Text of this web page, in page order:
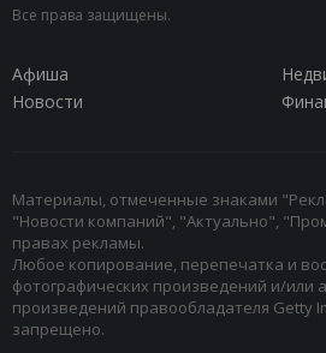
Все права защищены.
Афиша
Новости
Материалы, отмеченные знаками
"Новости компаний", "Актуально",
правах рекламы.
Любое копирование, перепечатка и
фотографических произведений и/или
произведений правообладателя Getty
запрещено.